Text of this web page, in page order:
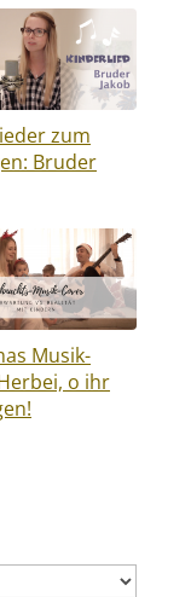
zum
Bruder
Musik-
o ihr